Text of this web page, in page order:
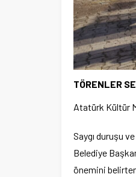
TÖRENLER
Atatürk Kültür
Saygı duruşu
Belediye
önemini